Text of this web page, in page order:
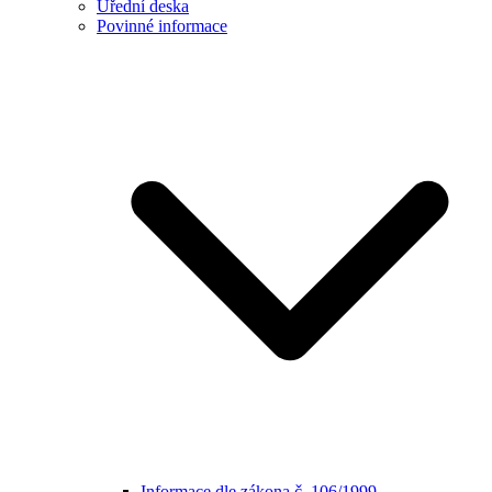
Úřední deska
Povinné informace